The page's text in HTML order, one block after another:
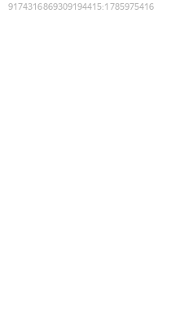
9174316869309194415:1785975416